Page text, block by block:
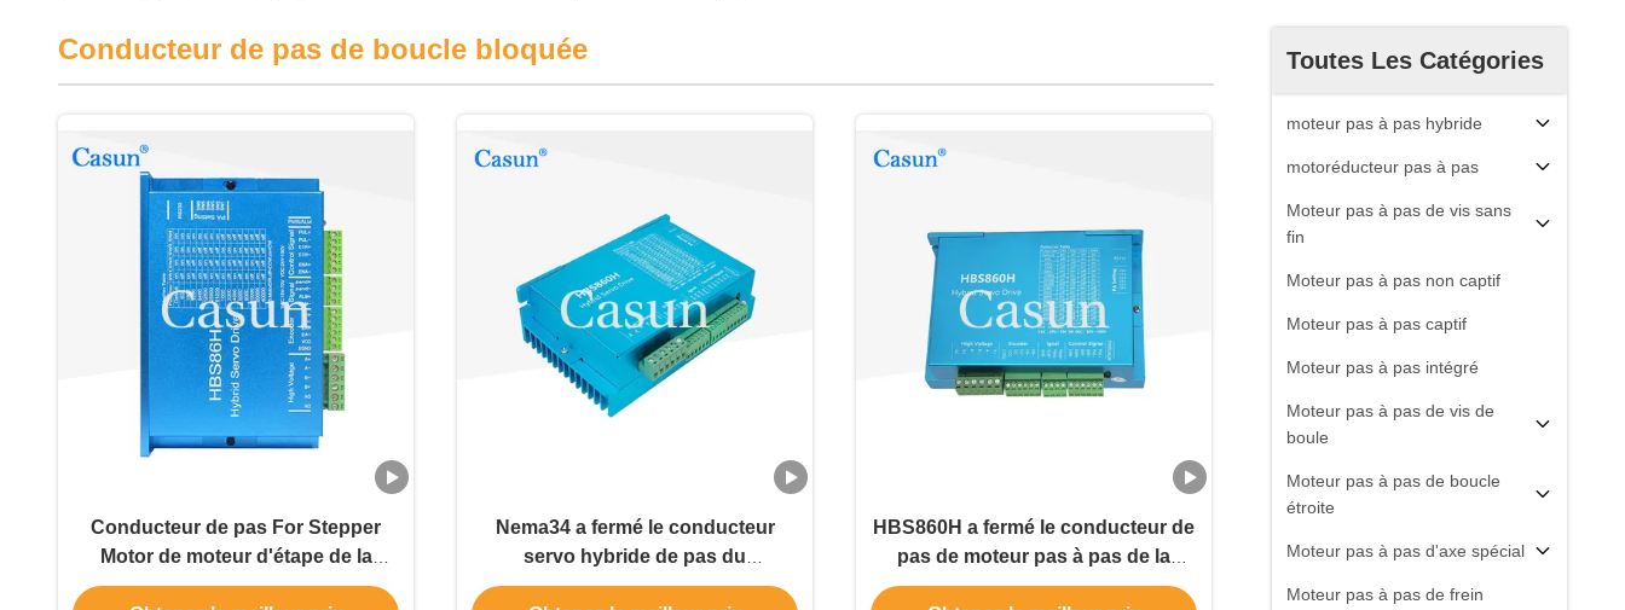
Toutes Les Catégories
moteur pas à pas hybride
motoréducteur pas à pas
Moteur pas à pas de vis sans
fin
Moteur pas à pas non captif
Moteur pas à pas captif
Moteur pas à pas intégré
Moteur pas à pas de vis de
boule
Moteur pas à pas de boucle
étroite
Moteur pas à pas d'axe spécial
Moteur pas à pas de frein
Conducteur de pas de boucle bloquée
Conducteur de pas For Stepper
Motor de moteur d'étape de la
NEMA 34 de la boucle bloquée
Nema34 a fermé le conducteur
servo hybride de pas du
conducteur 1000RPM de boucle
HBS860H a fermé le conducteur de
pas de moteur pas à pas de la
NEMA 34 de Casun de conducteur